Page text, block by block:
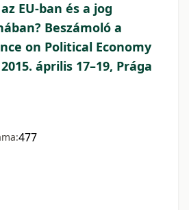
EU-ban és a jog
Beszámoló a
on Political Economy
április 17–19, Prága
477